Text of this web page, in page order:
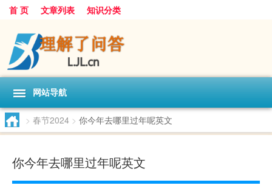
首 页 文章列表 知识分类
网站导航
> 春节2024 > 你今年去哪里过年呢英文
你今年去哪里过年呢英文